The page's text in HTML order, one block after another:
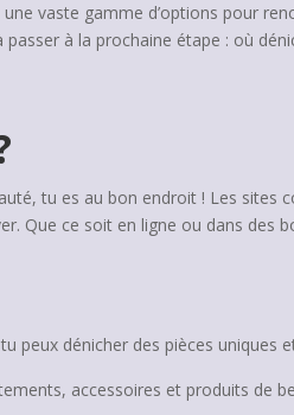
vaste gamme d’options pour
à la prochaine étape : où
tu es au bon endroit ! Les sites
Que ce soit en ligne ou dans des
peux dénicher des pièces uniques
accessoires et produits de